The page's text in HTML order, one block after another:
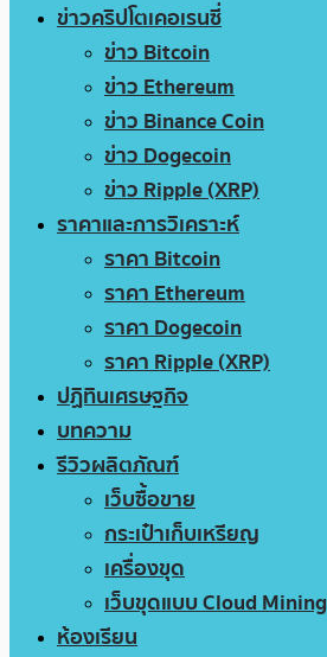
ข่าวคริปโตเคอเรนซี่
ข่าว Bitcoin
ข่าว Ethereum
ข่าว Binance Coin
ข่าว Dogecoin
ข่าว Ripple (XRP)
ราคาและการวิเคราะห์
ราคา Bitcoin
ราคา Ethereum
ราคา Dogecoin
ราคา Ripple (XRP)
ปฏิทินเศรษฐกิจ
บทความ
รีวิวผลิตภัณฑ์
เว็บซื้อขาย
กระเป๋าเก็บเหรียญ
เครื่องขุด
เว็บขุดแบบ Cloud Mining
ห้องเรียน